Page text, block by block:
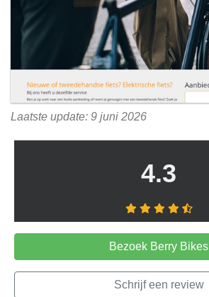
Laatste update: 9 juni 2026
4.3
Bezoek Berry Bikes
Schrijf een review